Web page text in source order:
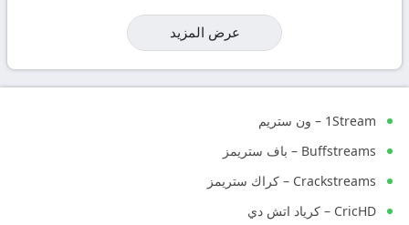
عرض المزيد
1Stream – ون ستريم
Buffstreams – باف ستريمز
Crackstreams – كراك ستريمز
CricHD – كرياد اتش دي